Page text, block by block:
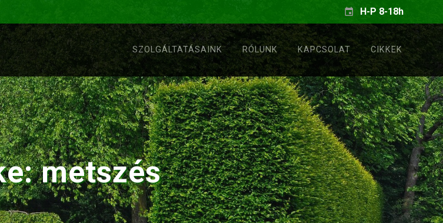
H-P 8-18h
SZOLGÁLTATÁSAINK RÓLUNK KAPCSOLAT CIKKEK
metszés